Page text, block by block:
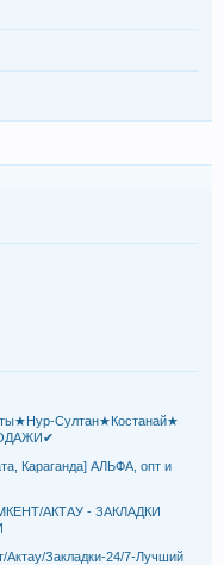
Султан★Костанай★
Караганда] АЛЬФА, опт и
АКТАУ - ЗАКЛАДКИ
Закладки-24/7-Лучший